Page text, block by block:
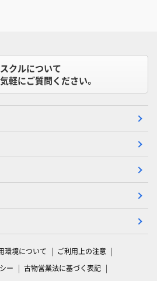
クルについて
軽にご質問ください。
環境について
ご利用上の注意
ー
古物営業法に基づく表記